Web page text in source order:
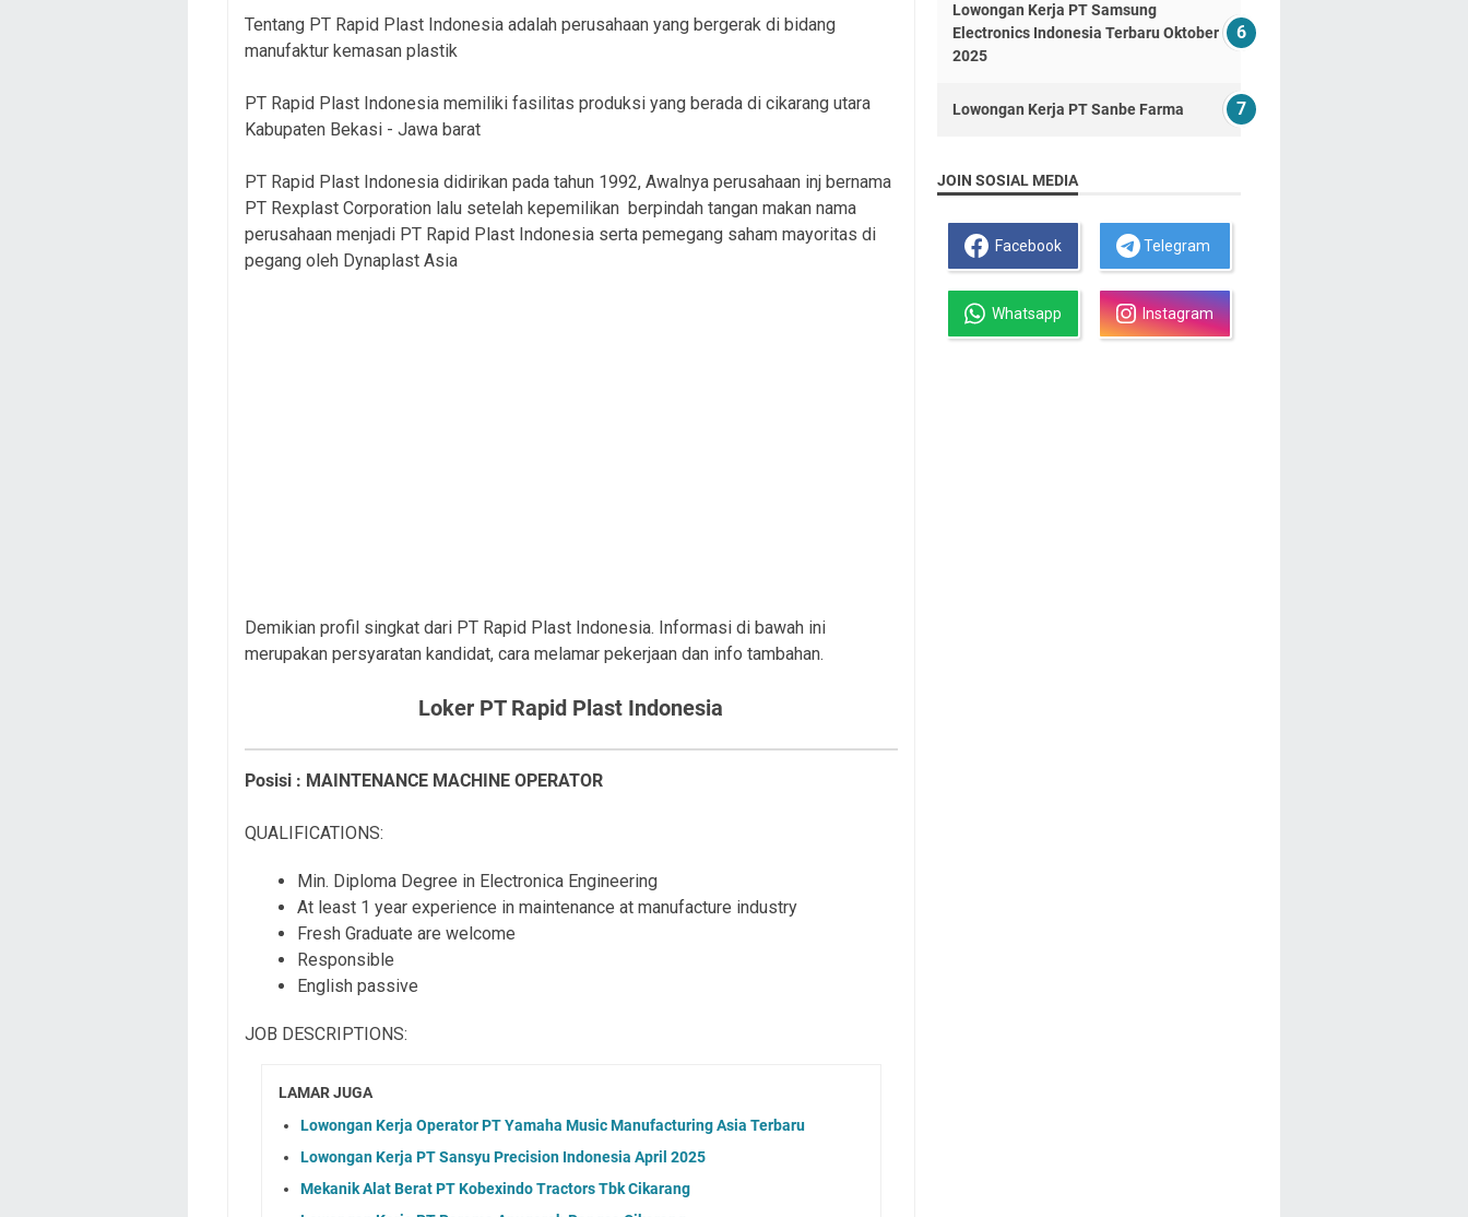
Tentang PT Rapid Plast Indonesia adalah perusahaan yang bergerak di bidang
manufaktur kemasan plastik
PT Rapid Plast Indonesia memiliki fasilitas produksi yang berada di cikarang utara
Kabupaten Bekasi - Jawa barat
PT Rapid Plast Indonesia didirikan pada tahun 1992, Awalnya perusahaan inj bernama
PT Rexplast Corporation lalu setelah kepemilikan berpindah tangan makan nama
perusahaan menjadi PT Rapid Plast Indonesia serta pemegang saham mayoritas di
pegang oleh Dynaplast Asia
Demikian profil singkat dari PT Rapid Plast Indonesia. Informasi di bawah ini
merupakan persyaratan kandidat, cara melamar pekerjaan dan info tambahan.
Loker PT Rapid Plast Indonesia
Posisi : MAINTENANCE MACHINE OPERATOR
QUALIFICATIONS:
Min. Diploma Degree in Electronica Engineering
At least 1 year experience in maintenance at manufacture industry
Fresh Graduate are welcome
Responsible
English passive
JOB DESCRIPTIONS:
LAMAR JUGA
Lowongan Kerja Operator PT Yamaha Music Manufacturing Asia Terbaru
Lowongan Kerja PT Sansyu Precision Indonesia April 2025
Mekanik Alat Berat PT Kobexindo Tractors Tbk Cikarang
Lowongan Kerja PT Samsung
Electronics Indonesia Terbaru Oktober
2025
Lowongan Kerja PT Sanbe Farma
JOIN SOSIAL MEDIA
Facebook Telegram
Whatsapp Instagram